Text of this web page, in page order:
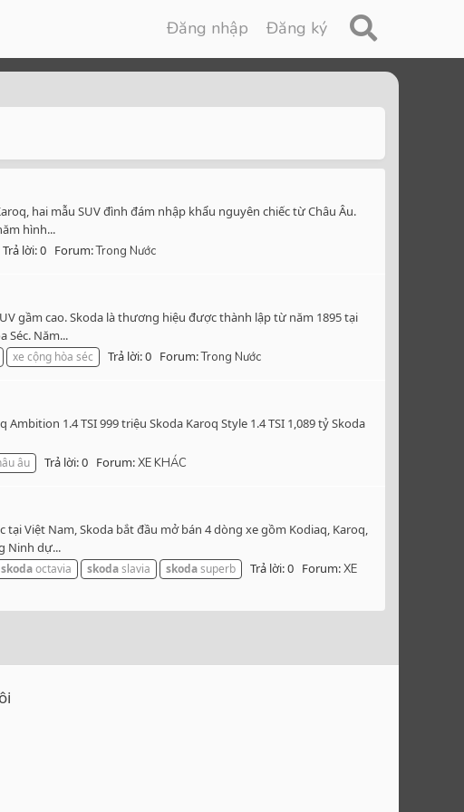
Đăng nhập Đăng ký
hai mẫu SUV đình đám nhập khẩu nguyên chiếc từ Châu Âu.
hình...
Trả lời: 0 Forum:Trong Nước
gầm cao. Skoda là thương hiệu được thành lập từ năm 1895 tại
Séc. Năm...
xe cộng hòa séc Trả lời: 0 Forum:Trong Nước
1.4 TSI 999 triệu Skoda Karoq Style 1.4 TSI 1,089 tỷ Skoda
âu Trả lời: 0 Forum:XE KHÁC
Việt Nam, Skoda bắt đầu mở bán 4 dòng xe gồm Kodiaq, Karoq,
Ninh dự...
skodaoctavia skodaslavia skodasuperb Trả lời: 0 Forum:XE